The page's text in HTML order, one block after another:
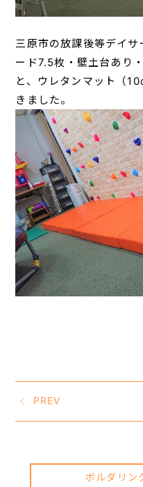
三原市の放課後等デイ
ード7.5枚・壁土台あり
と、ウレタンマット（
きました。
PREV
ボルダリン